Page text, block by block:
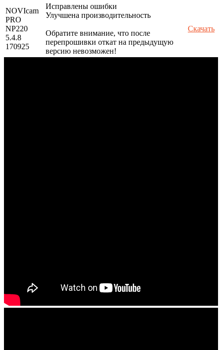
NOVIcam
PRO
NP220
5.4.8
170925
Исправлены ошибки
Улучшена производительность
Обратите внимание, что после
перепрошивки откат на предыдущую
версию невозможен!
Скачать